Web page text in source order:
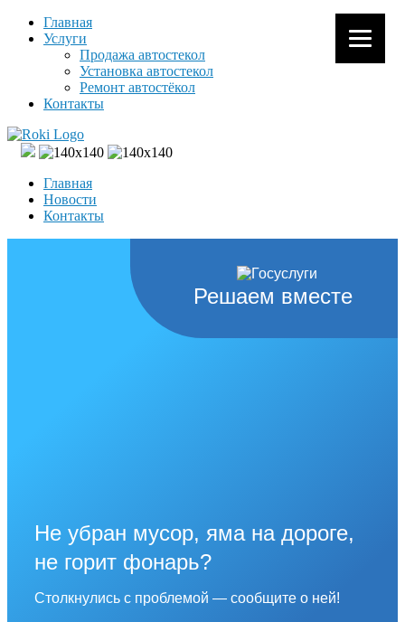
Главная
Услуги
Продажа автостекол
Установка автостекол
Ремонт автостёкол
Контакты
Главная
Новости
Контакты
Решаем вместе
Не убран мусор, яма на дороге,
не горит фонарь?
Столкнулись с проблемой — сообщите о ней!